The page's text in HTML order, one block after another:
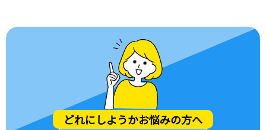
どれにしようかお悩みの方へ